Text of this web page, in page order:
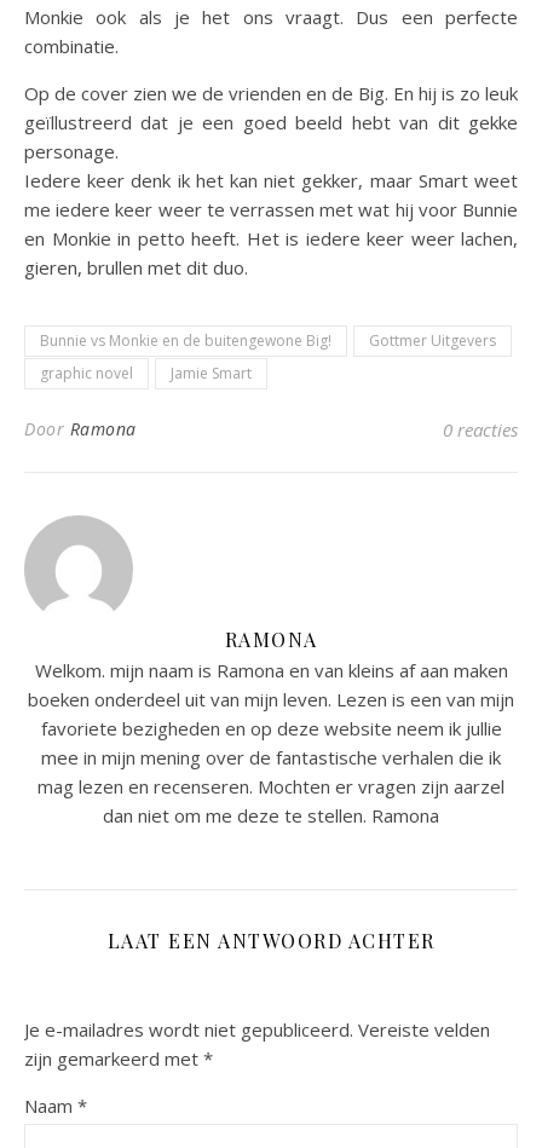
Monkie ook als je het ons vraagt. Dus een perfecte
combinatie.
Op de cover zien we de vrienden en de Big. En hij is zo leuk
geïllustreerd dat je een goed beeld hebt van dit gekke
personage.
Iedere keer denk ik het kan niet gekker, maar Smart weet
me iedere keer weer te verrassen met wat hij voor Bunnie
en Monkie in petto heeft. Het is iedere keer weer lachen,
gieren, brullen met dit duo.
Bunnie vs Monkie en de buitengewone Big!
Gottmer Uitgevers
graphic novel
Jamie Smart
Door Ramona 0 reacties
RAMONA
Welkom. mijn naam is Ramona en van kleins af aan maken
boeken onderdeel uit van mijn leven. Lezen is een van mijn
favoriete bezigheden en op deze website neem ik jullie
mee in mijn mening over de fantastische verhalen die ik
mag lezen en recenseren. Mochten er vragen zijn aarzel
dan niet om me deze te stellen. Ramona
LAAT EEN ANTWOORD ACHTER
Je e-mailadres wordt niet gepubliceerd. Vereiste velden
zijn gemarkeerd met *
Naam *